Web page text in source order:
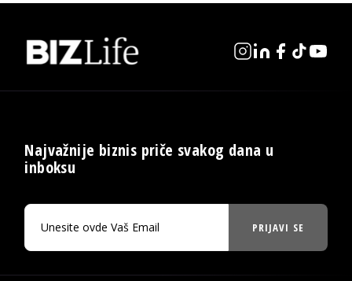
Najvažnije biznis priče svakog dana u
inboksu
PRIJAVI SE